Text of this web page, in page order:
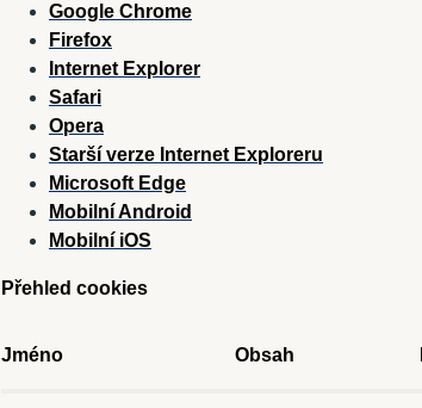
Google Chrome
Firefox
Internet Explorer
Safari
Opera
Starší verze Internet Exploreru
Microsoft Edge
Mobilní Android
Mobilní iOS
Přehled cookies
Jméno Obsah